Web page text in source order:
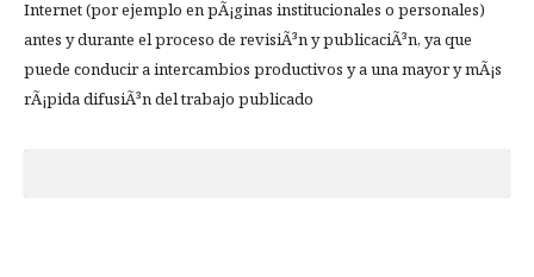
Internet (por ejemplo en pÃ¡ginas institucionales o personales)
antes y durante el proceso de revisiÃ³n y publicaciÃ³n, ya que
puede conducir a intercambios productivos y a una mayor y mÃ¡s
rÃ¡pida difusiÃ³n del trabajo publicado